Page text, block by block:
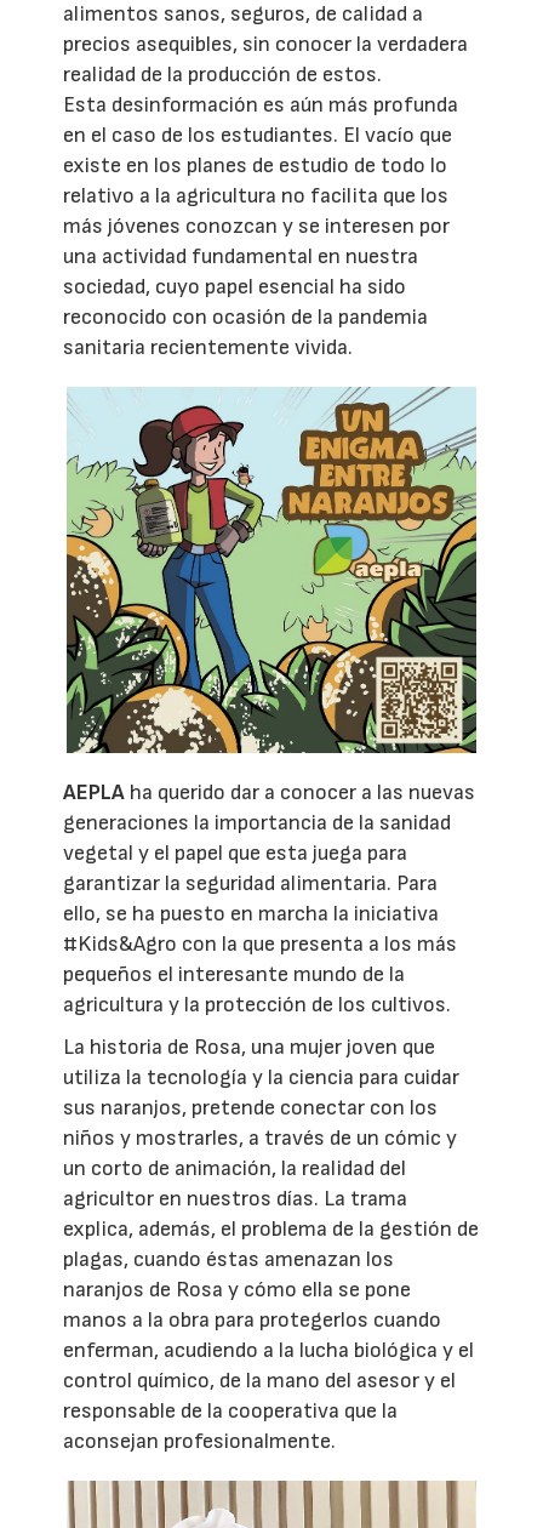
alimentos sanos, seguros, de calidad a
precios asequibles, sin conocer la verdadera
realidad de la producción de estos.
Esta desinformación es aún más profunda
en el caso de los estudiantes. El vacío que
existe en los planes de estudio de todo lo
relativo a la agricultura no facilita que los
más jóvenes conozcan y se interesen por
una actividad fundamental en nuestra
sociedad, cuyo papel esencial ha sido
reconocido con ocasión de la pandemia
sanitaria recientemente vivida.
AEPLA ha querido dar a conocer a las nuevas
generaciones la importancia de la sanidad
vegetal y el papel que esta juega para
garantizar la seguridad alimentaria. Para
ello, se ha puesto en marcha la iniciativa
#Kids&Agro con la que presenta a los más
pequeños el interesante mundo de la
agricultura y la protección de los cultivos.
La historia de Rosa, una mujer joven que
utiliza la tecnología y la ciencia para cuidar
sus naranjos, pretende conectar con los
niños y mostrarles, a través de un cómic y
un corto de animación, la realidad del
agricultor en nuestros días. La trama
explica, además, el problema de la gestión de
plagas, cuando éstas amenazan los
naranjos de Rosa y cómo ella se pone
manos a la obra para protegerlos cuando
enferman, acudiendo a la lucha biológica y el
control químico, de la mano del asesor y el
responsable de la cooperativa que la
aconsejan profesionalmente.